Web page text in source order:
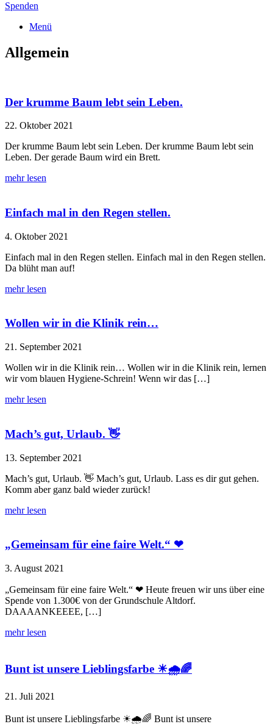
Spenden
Menü
Allgemein
Der krumme Baum lebt sein Leben.
22. Oktober 2021
Der krumme Baum lebt sein Leben. Der krumme Baum lebt sein
Leben. Der gerade Baum wird ein Brett.
mehr lesen
Einfach mal in den Regen stellen.
4. Oktober 2021
Einfach mal in den Regen stellen. Einfach mal in den Regen stellen.
Da blüht man auf!
mehr lesen
Wollen wir in die Klinik rein…
21. September 2021
Wollen wir in die Klinik rein… Wollen wir in die Klinik rein, lernen
wir vom blauen Hygiene-Schrein! Wenn wir das […]
mehr lesen
Mach’s gut, Urlaub. 👋
13. September 2021
Mach’s gut, Urlaub. 👋 Mach’s gut, Urlaub. Lass es dir gut gehen.
Komm aber ganz bald wieder zurück!
mehr lesen
„Gemeinsam für eine faire Welt.“ ❤
3. August 2021
„Gemeinsam für eine faire Welt.“ ❤ Heute freuen wir uns über eine
Spende von 1.300€ von der Grundschule Altdorf.
DAAAANKEEEE, […]
mehr lesen
Bunt ist unsere Lieblingsfarbe ☀🌧🌈
21. Juli 2021
Bunt ist unsere Lieblingsfarbe ☀🌧🌈 Bunt ist unsere